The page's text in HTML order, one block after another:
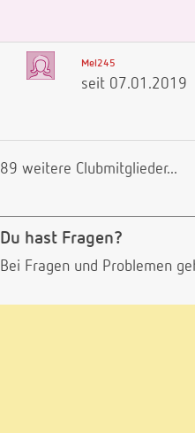
Mel245
seit 07.01.2019
89 weitere Clubmitglieder...
Du hast Fragen?
Bei Fragen und Problemen